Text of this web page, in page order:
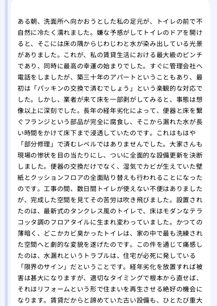
蛇
は
私
と
ト
漏
ある朝、洗面所へ向かおうとした私の足元が、トイレの前で不
自然に冷たく濡れました。嫌な予感がしてトイレのドアを開け
ると、そこには床の隅からじわじわと水が染み出している光景
がありました。これが、私の賃貸生活における最大級のピンチ
であり、同時に最高の幸運の始まりでした。すぐに管理会社へ
電話をしましたが、築三十年のアパートということもあり、最
初は「パッキンの交換で済むでしょう」という楽観的な対応で
した。しかし、業者が来て床を一部剥がしてみると、事態は想
像以上に深刻でした。長年の経年劣化によって、便器と床を繋
ぐフランジという部品が完全に腐食し、そこから漏れた水が長
い時間をかけて床下まで浸透していたのです。これはもはや
「部分修理」で済むレベルではありませんでした。大家さんも
現場の惨状を目の当たりにし、ついに全面的な設備更新を決断
しました。便器の交換だけでなく、湿気でカビが生えていた壁
紙とクッションフロアの全面貼り替えも行われることになった
のです。工事の間、数日間トイレが使えない不便はありました
が、完成した空間を見てその苦労は吹き飛びました。設置され
たのは、最新式のタンクレス風のトイレで、床はモダンなテラ
コッタ調のフロアタイルに生まれ変わっていました。かつての
薄暗く、どこかカビ臭かったトイレは、家の中で最も洗練され
た空間へと劇的な変貌を遂げたのです。この件を通じて痛感し
たのは、水漏れというトラブルは、住宅が必死に発している
「限界のサイン」だということです。経年劣化を放置すれば被
害は甚大になりますが、適切なタイミングで根本から直せば、
それはリフォームという形で住まいを再生させる絶好の機会に
なります。賃貸だからと諦めていた古い設備も、ひとたび重大